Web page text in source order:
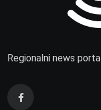
Regionalni news portal